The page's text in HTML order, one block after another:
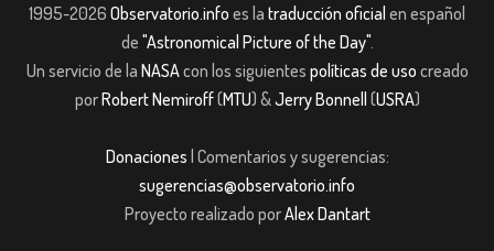
1995-2026 Observatorio.info es la traducción oficial en español
de "Astronomical Picture of the Day".
Un servicio de la NASAcon los siguientes políticas de uso creado
porRobert Nemiroff(MTU) &Jerry Bonnell (USRA)
Donaciones | Comentarios y sugerencias:
sugerencias@observatorio.info
Proyecto realizado porAlex Dantart